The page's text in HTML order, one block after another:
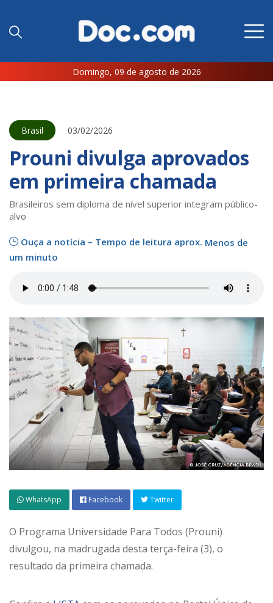
Domingo, 09 de agosto de 2026
Brasil 03/02/2026
Prouni divulga aprovados
em primeira chamada
Brasileiros sem diploma de nível superior integram público-
alvo
Ouça a notícia – Tempo de leitura aprox. Menos de
um minuto
WhatsApp Facebook Twitter
O Programa Universidade Para Todos (Prouni)
divulgou, na madrugada desta terça-feira (3), o
resultado da primeira chamada.